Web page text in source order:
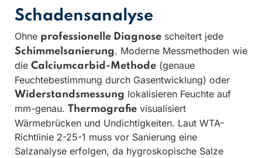
Schadensanalyse
Ohne professionelle Diagnose scheitert jede
Schimmelsanierung. Moderne Messmethoden wie
die Calciumcarbid-Methode (genaue
Feuchtebestimmung durch Gasentwicklung) oder
Widerstandsmessung lokalisieren Feuchte auf
mm-genau.
Thermografie visualisiert
Wärmebrücken und Undichtigkeiten. Laut WTA-
Richtlinie 2-25-1 muss vor Sanierung eine
Salzanalyse erfolgen, da hygroskopische Salze